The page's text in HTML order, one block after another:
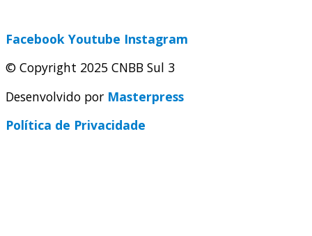
Facebook Youtube Instagram
© Copyright 2025 CNBB Sul 3
Desenvolvido por Masterpress
Política de Privacidade